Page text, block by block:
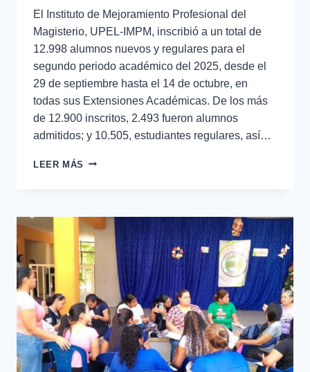
El Instituto de Mejoramiento Profesional del
Magisterio, UPEL-IMPM, inscribió a un total de
12.998 alumnos nuevos y regulares para el
segundo periodo académico del 2025, desde el
29 de septiembre hasta el 14 de octubre, en
todas sus Extensiones Académicas. De los más
de 12.900 inscritos, 2.493 fueron alumnos
admitidos; y 10.505, estudiantes regulares, así…
LEER MÁS